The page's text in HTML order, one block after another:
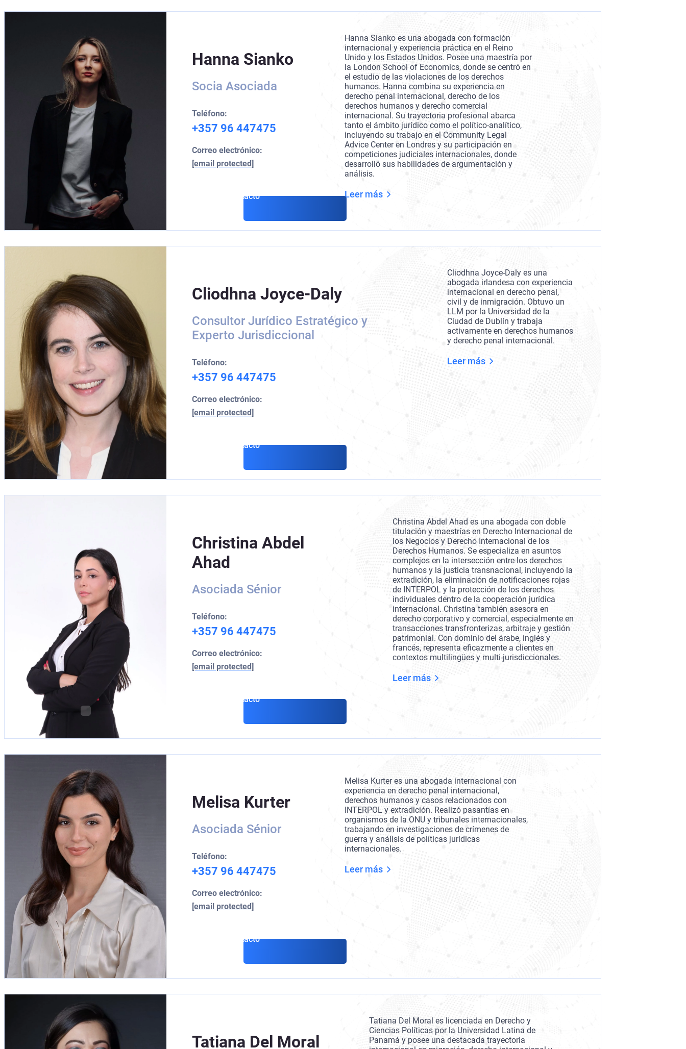
Hanna Sianko
Socia Asociada
Teléfono:
+357 96 447475
Correo electrónico:
[email protected]
Contacto
Hanna Sianko es una abogada con formación
internacional y experiencia práctica en el Reino
Unido y los Estados Unidos. Posee una maestría por
la London School of Economics, donde se centró en
el estudio de las violaciones de los derechos
humanos. Hanna combina su experiencia en
derecho penal internacional, derecho de los
derechos humanos y derecho comercial
internacional. Su trayectoria profesional abarca
tanto el ámbito jurídico como el político-analítico,
incluyendo su trabajo en el Community Legal
Advice Center en Londres y su participación en
competiciones judiciales internacionales, donde
desarrolló sus habilidades de argumentación y
análisis.
Leer más
Cliodhna Joyce-Daly
Consultor Jurídico Estratégico y
Experto Jurisdiccional
Teléfono:
+357 96 447475
Correo electrónico:
[email protected]
Contacto
Cliodhna Joyce-Daly es una
abogada irlandesa con experiencia
internacional en derecho penal,
civil y de inmigración. Obtuvo un
LLM por la Universidad de la
Ciudad de Dublín y trabaja
activamente en derechos humanos
y derecho penal internacional.
Leer más
Christina Abdel
Ahad
Asociada Sénior
Teléfono:
+357 96 447475
Correo electrónico:
[email protected]
Contacto
Christina Abdel Ahad es una abogada con doble
titulación y maestrías en Derecho Internacional de
los Negocios y Derecho Internacional de los
Derechos Humanos. Se especializa en asuntos
complejos en la intersección entre los derechos
humanos y la justicia transnacional, incluyendo la
extradición, la eliminación de notificaciones rojas
de INTERPOL y la protección de los derechos
individuales dentro de la cooperación jurídica
internacional. Christina también asesora en
derecho corporativo y comercial, especialmente en
transacciones transfronterizas, arbitraje y gestión
patrimonial. Con dominio del árabe, inglés y
francés, representa eficazmente a clientes en
contextos multilingües y multi-jurisdiccionales.
Leer más
Melisa Kurter
Asociada Sénior
Teléfono:
+357 96 447475
Correo electrónico:
[email protected]
Contacto
Melisa Kurter es una abogada internacional con
experiencia en derecho penal internacional,
derechos humanos y casos relacionados con
INTERPOL y extradición. Realizó pasantías en
organismos de la ONU y tribunales internacionales,
trabajando en investigaciones de crímenes de
guerra y análisis de políticas jurídicas
internacionales.
Leer más
Tatiana Del Moral
Tatiana Del Moral es licenciada en Derecho y
Ciencias Políticas por la Universidad Latina de
Panamá y posee una destacada trayectoria